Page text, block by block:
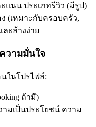
แนน ประเภทรีวิว (มีรูป)
(เหมาะกับครอบครัว,
ละล้างง่าย
วามมั่นใจ
ในโปรไฟล์:
ถ้ามี)
มเป็นประโยชน์ ความ